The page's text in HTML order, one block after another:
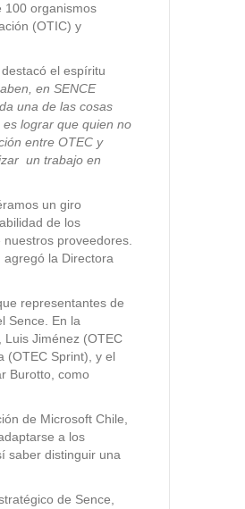
100 organismos
(OTIC) y
el espíritu
en SENCE
una de las cosas
lograr que quien no
entre OTEC y
un trabajo en
un giro
de los
proveedores.
la Directora
representantes de
Sence. En la
Luis Jiménez (OTEC
(OTEC Sprint), y el
Burotto, como
de Microsoft Chile,
a los
saber distinguir una
de Sence,